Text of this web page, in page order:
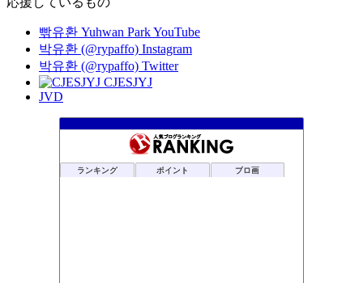
빢유환 Yuhwan Park YouTube
박유환 (@rypaffo) Instagram
박유환 (@rypaffo) Twitter
CJESJYJ
JVD
ランキング ポイント ブロ画